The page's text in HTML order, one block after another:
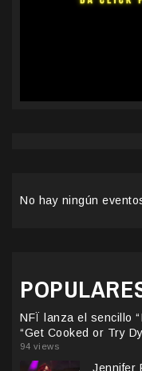
No hay ningún
NFÏ lanza el sencillo
“Get Cooked or Try
94 views
Jennifer